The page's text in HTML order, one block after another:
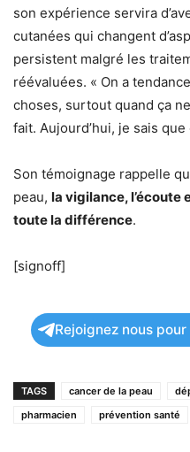
son expérience servira
cutanées qui changent
persistent malgré les
réévaluées. « On a
choses, surtout quand ça
fait. Aujourd’hui, je sais
Son témoignage rappelle
peau, la vigilance, l’écoute
toute la différence.
[signoff]
Rejoignez nous
TAGS cancer de la peau
pharmacien
prévention santé